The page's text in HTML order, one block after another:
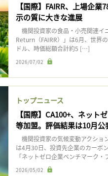
【国際】FAIRR、上場企
示の質に大きな進展
機関投資家の食品・小売関連
Return（FAIRR）」は6月、世界
ドル、時価総額合計約5 […]
2026/07/02
トップニュース
【国際】CA100+、ネット
等加盟。評価結果は10月公
機関投資家の気候変動アクショ
は4月30日、投資先企業のカーボ
「ネットゼロ企業ベンチマーク
2026/05/02